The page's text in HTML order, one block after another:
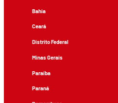
Bahia
Ceará
Distrito Federal
Minas Gerais
Paraíba
Paraná